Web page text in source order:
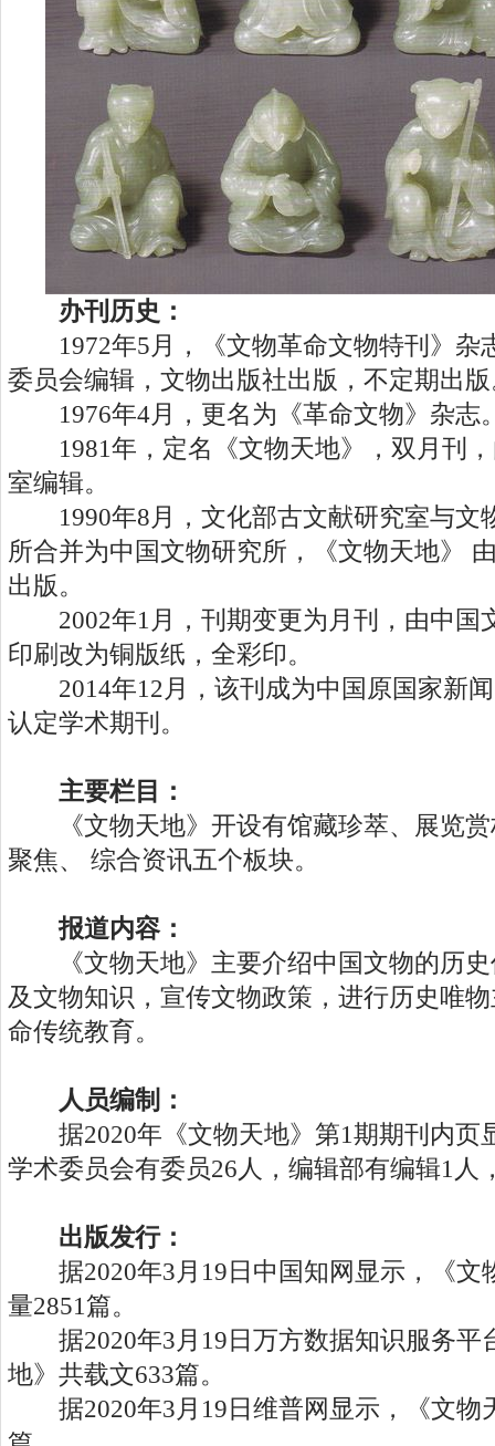
办刊历史：
1972年5月，《文物革命文物特刊》杂
委员会编辑，文物出版社出版，不定期出
1976年4月，更名为《革命文物》杂志
1981年，定名《文物天地》，双月刊，
室编辑。
1990年8月，文化部古文献研究室与文
所合并为中国文物研究所，《文物天地》
出版。
2002年1月，刊期变更为月刊，由中国
印刷改为铜版纸，全彩印。
2014年12月，该刊成为中国原国家新闻
认定学术期刊。
主要栏目：
《文物天地》开设有馆藏珍萃、展览赏
聚焦、 综合资讯五个板块。
报道内容：
《文物天地》主要介绍中国文物的历史
及文物知识，宣传文物政策，进行历史唯
命传统教育。
人员编制：
据2020年《文物天地》第1期期刊内页
学术委员会有委员26人，编辑部有编辑1人
出版发行：
据2020年3月19日中国知网显示，《文
量2851篇。
据2020年3月19日万方数据知识服务平
地》共载文633篇。
据2020年3月19日维普网显示，《文物